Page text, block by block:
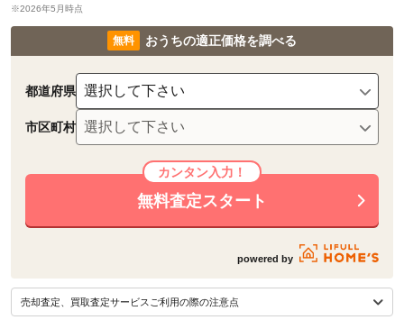
※2026年5月時点
おうちの適正価格を調べる
都道府県
市区町村
無料査定スタート
powered by
売却査定、買取査定サービスご利用の際の注意点